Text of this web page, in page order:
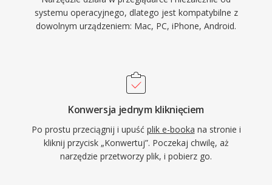
systemu operacyjnego, dlatego jest kompatybilne z
dowolnym urządzeniem: Mac, PC, iPhone, Android.
Konwersja jednym kliknięciem
Po prostu przeciągnij i upuść plik e-booka na stronie i
kliknij przycisk „Konwertuj”. Poczekaj chwilę, aż
narzędzie przetworzy plik, i pobierz go.